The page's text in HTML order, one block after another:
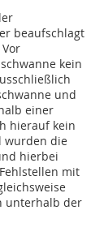
beaufschlagt
kein
und
einer
hierauf kein
wurden die
hierbei
mit
unterhalb der